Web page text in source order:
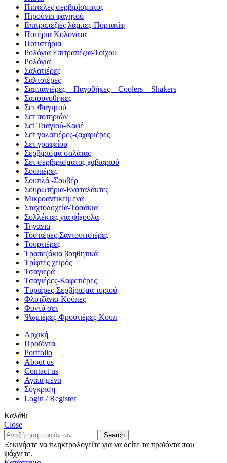
Πιατέλες σερβιρίσματος
Πιρούνια φαγητού
Επιτραπέζιες λάμπες-Πορτατίφ
Ποτήρια Κολονάτα
Ποτιστήρια
Ρολόγια Επιτραπέζια-Τοίχου
Ρολόγια
Σαλατιέρες
Σαλτσιέρες
Σαμπανιέρες – Παγοθήκες – Coolers – Shakers
Σαπουνοθήκες
Σετ Φαγητού
Σετ ποτηριών
Σεt Τσαγιού-Καφέ
Σετ γαλατιέρες-ζαχαριέρες
Σετ γραφείου
Σερβίρισμα σαλάτας
Σετ σερβιρίσματος χαβιαριού
Σουπιέρες
Σουπλά -Σουβέρ
Σουρωτήρια-Ενσταλάκτες
Μικροαντικείμενα
Σταχτοδοχεία-Τασάκια
Συλλέκτες για ψίχουλα
Τηγάνια
Τοστιέρες-Σαντουιτσιέρες
Τουρτιέρες
Τραπεζάκια βοηθητικά
Τρίφτες χειρός
Τσαγιερά
Τσαγιέρες-Καφετιέρες
Τυριέρες-Σερβίρισμα τυριού
Φλυτζάνια-Κούπες
Φοντύ σετ
Ψωμιέρες-Φρουτιέρες-Κουπ
Αρχική
Προϊόντα
Portfolio
About us
Contact us
Αγαπημένα
Σύγκριση
Login / Register
Καλάθι
Close
Search
Ξεκινήστε να πληκτρολογείτε για να δείτε τα προϊόντα που
ψάχνετε.